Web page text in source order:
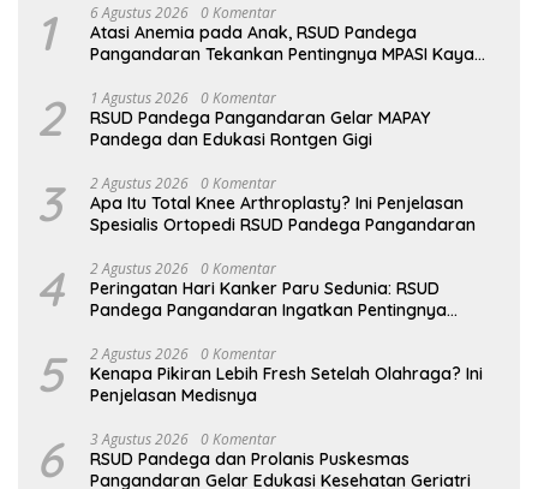
1 6 Agustus 2026 0 Komentar
Atasi Anemia pada Anak, RSUD Pandega
Pangandaran Tekankan Pentingnya MPASI Kaya
2 1 Agustus 2026 0 Komentar
RSUD Pandega Pangandaran Gelar MAPAY
Pandega dan Edukasi Rontgen Gigi
3 2 Agustus 2026 0 Komentar
Apa Itu Total Knee Arthroplasty? Ini Penjelasan
Spesialis Ortopedi RSUD Pandega Pangandaran
4 2 Agustus 2026 0 Komentar
Peringatan Hari Kanker Paru Sedunia: RSUD
Pandega Pangandaran Ingatkan Pentingnya
5 2 Agustus 2026 0 Komentar
Kenapa Pikiran Lebih Fresh Setelah Olahraga? Ini
Penjelasan Medisnya
6 3 Agustus 2026 0 Komentar
RSUD Pandega dan Prolanis Puskesmas
Pangandaran Gelar Edukasi Kesehatan Geriatri